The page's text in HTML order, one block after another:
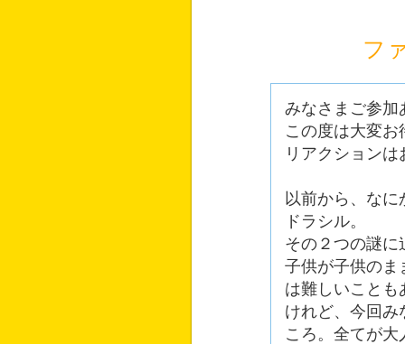
フ
みなさまご参加
この度は大変
リアクション
以前から、な
ドラシル。
その２つの謎に
子供が子供のま
は難しいことも
けれど、今回み
ころ。全てが